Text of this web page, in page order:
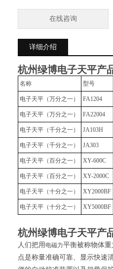
在线咨询
详细介绍
杭州绿博电子天平产
名称 型号
电子天平（万分之一） FA1204
电子天平（万分之一） FA22004
电子天平（千分之一） JA103H
电子天平（千分之一） JA303
电子天平（百分之一） XY-600C
电子天平（百分之一） XY-2000C
电子天平（十分之一） XY2000BF
电子天平（十分之一） XY5000BF
杭州绿博电子天平产
人们把用 电磁力平衡被称物体
点是称量准确可靠、显示快速